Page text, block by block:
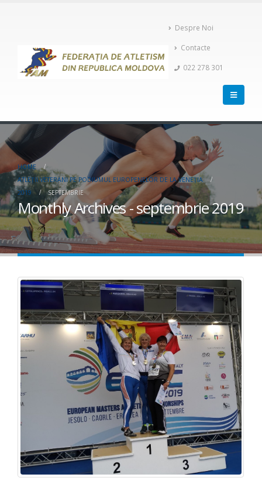
Despre Noi
Contacte
022 278 301
HOME
ATLEŢII VETERANI PE PODIUMUL EUROPENELOR DE LA VENEŢIA
2019
SEPTEMBRIE
Monthly Archives - septembrie 2019